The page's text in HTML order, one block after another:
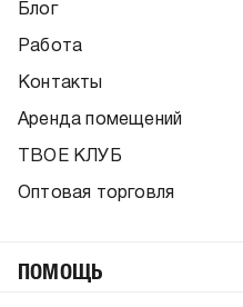
Блог
Работа
Контакты
Аренда помещений
ТВОЕ КЛУБ
Оптовая торговля
ПОМОЩЬ